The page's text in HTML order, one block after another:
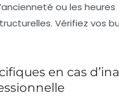
ou les heures
Vérifiez vos
en cas